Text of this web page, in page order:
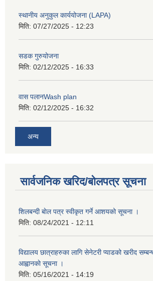
स्थानीय अनुकुल कार्ययोजना (LAPA)
मिति: 07/27/2025 - 12:23
सडक गुरुयोजना
मिति: 02/12/2025 - 16:33
वास पलानWash plan
मिति: 02/12/2025 - 16:32
अन्य
सार्वजनिक खरिद/बोलपत्र सूचना
शिलबन्दी बाेल पत्र स्वीकृत गर्ने आशयको सूचना ।
मिति: 08/24/2021 - 12:11
विद्यालय छात्राहरुका लागि सेनेटरी प्याडको खरीद
आह्वानकाे सूचना ।
मिति: 05/16/2021 - 14:19